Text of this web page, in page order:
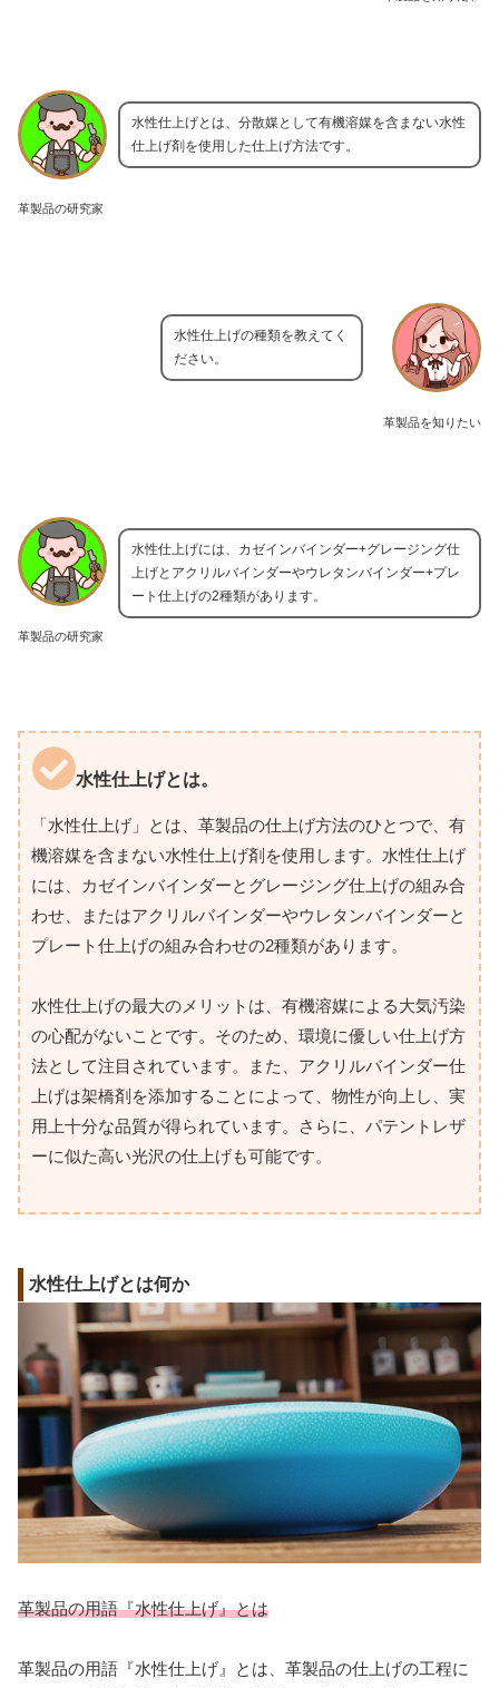
革製品の研究家
水性仕上げとは、分散媒として有機溶媒を含まない水性
仕上げ剤を使用した仕上げ方法です。
革製品を知りたい
水性仕上げの種類を教えてく
ださい。
革製品の研究家
水性仕上げには、カゼインバインダー+グレージング仕
上げとアクリルバインダーやウレタンバインダー+プレ
ート仕上げの2種類があります。
水性仕上げとは。
「水性仕上げ」とは、革製品の仕上げ方法のひとつで、有
機溶媒を含まない水性仕上げ剤を使用します。水性仕上げ
には、カゼインバインダーとグレージング仕上げの組み合
わせ、またはアクリルバインダーやウレタンバインダーと
プレート仕上げの組み合わせの2種類があります。
水性仕上げの最大のメリットは、有機溶媒による大気汚染
の心配がないことです。そのため、環境に優しい仕上げ方
法として注目されています。また、アクリルバインダー仕
上げは架橋剤を添加することによって、物性が向上し、実
用上十分な品質が得られています。さらに、パテントレザ
ーに似た高い光沢の仕上げも可能です。
水性仕上げとは何か
革製品の用語『水性仕上げ』とは
革製品の用語『水性仕上げ』とは、革製品の仕上げの工程に